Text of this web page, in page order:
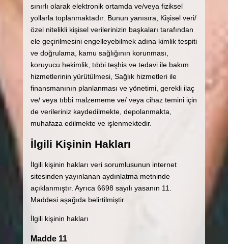
sınırlı olarak elektronik ortamda ve/veya fiziksel
yollarla toplanmaktadır. Bunun yanısıra, Kişisel veri/
özel nitelikli kişisel verilerinizin başkaları tarafından
ele geçirilmesini engelleyebilmek adına kimlik tespiti
ve doğrulama, kamu sağlığının korunması,
koruyucu hekimlik, tıbbi teşhis ve tedavi ile bakım
hizmetlerinin yürütülmesi, Sağlık hizmetleri ile
finansmanının planlanması ve yönetimi, gerekli ilaç
ve/ veya tıbbi malzememe ve/ veya cihaz temini için
de verileriniz kaydedilmekte, depolanmakta,
muhafaza edilmekte ve işlenmektedir.
İlgili Kişinin Hakları
İlgili kişinin hakları veri sorumlusunun internet
sitesinden yayınlanan aydınlatma metninde
açıklanmıştır. Ayrıca 6698 sayılı yasanın 11.
Maddesi aşağıda belirtilmiştir.
İlgili kişinin hakları
Madde 11